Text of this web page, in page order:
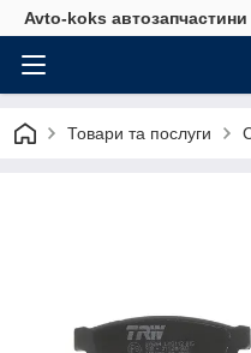
Avto-koks
Товари та послуги